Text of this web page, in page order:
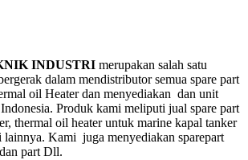
INDUSTRI merupakan salah satu
dalam mendistributor semua spare part
oil Heater dan menyediakan dan unit
Produk kami meliputi jual spare part
thermal oil heater untuk marine kapal tanker
lainnya. Kami juga menyediakan sparepart
part Dll.